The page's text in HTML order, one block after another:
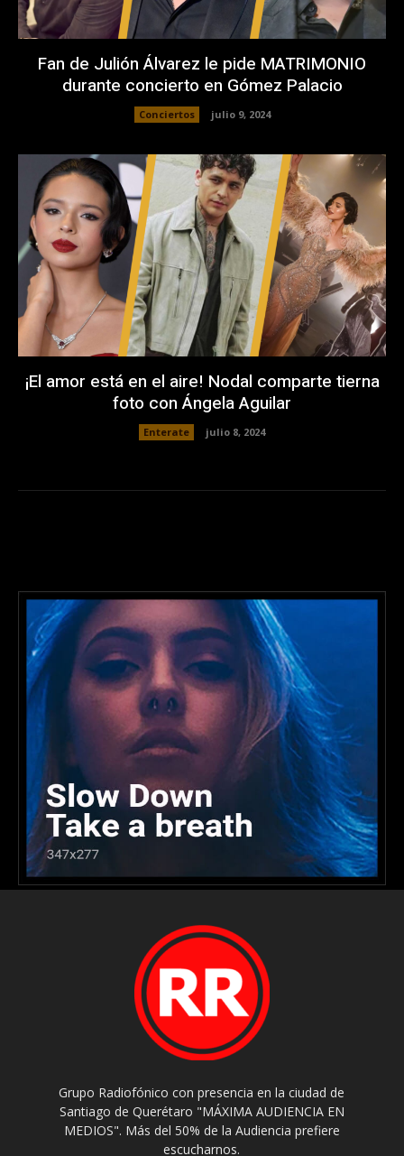
Fan de Julión Álvarez le pide MATRIMONIO
durante concierto en Gómez Palacio
Conciertos julio 9, 2024
¡El amor está en el aire! Nodal comparte tierna
foto con Ángela Aguilar
Enterate julio 8, 2024
Grupo Radiofónico con presencia en la ciudad de
Santiago de Querétaro "MÁXIMA AUDIENCIA EN
MEDIOS". Más del 50% de la Audiencia prefiere
escucharnos.